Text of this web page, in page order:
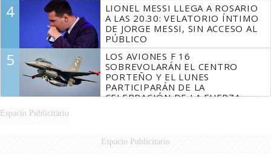
4
LIONEL MESSI LLEGA A ROSARIO
A LAS 20.30: VELATORIO ÍNTIMO
DE JORGE MESSI, SIN ACCESO AL
PÚBLICO
5
LOS AVIONES F 16
SOBREVOLARÁN EL CENTRO
PORTEÑO Y EL LUNES
PARTICIPARÁN DE LA
CELEBRACIÓN DE LA FUERZA
Espacio Publicitario
Espacio Publicitario